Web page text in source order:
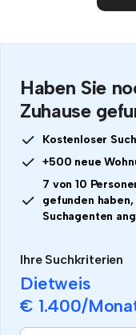
Haben Sie
Zuhause
Kostenloser
+500 neue
7 von 10
gefunden
Suchagenten
Ihre Suchkriterien
Dietweis
€ 1.400/
Wenn